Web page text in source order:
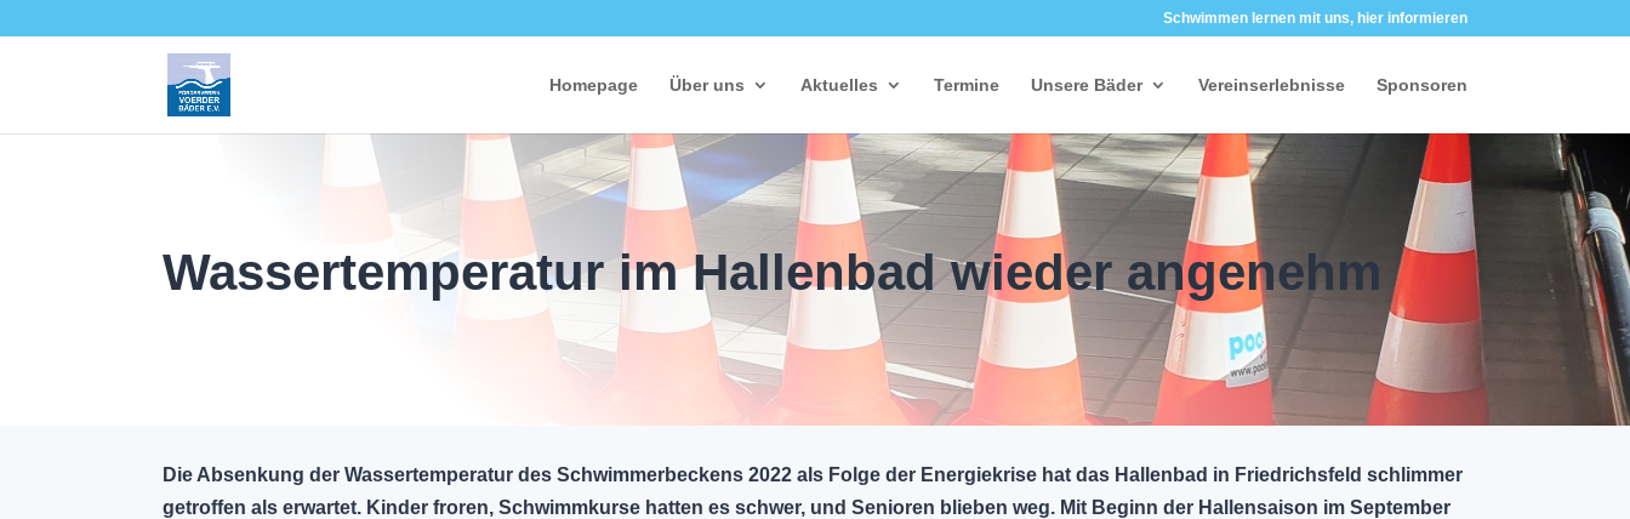
Schwimmen lernen mit uns, hier informieren
Homepage Über uns Aktuelles Termine Unsere Bäder Vereinserlebnisse Sponsoren
Wassertemperatur im Hallenbad wieder angenehm
Die Absenkung der Wassertemperatur des Schwimmerbeckens 2022 als Folge der Energiekrise hat das Hallenbad in Friedrichsfeld schlimmer
getroffen als erwartet. Kinder froren, Schwimmkurse hatten es schwer, und Senioren blieben weg. Mit Beginn der Hallensaison im September